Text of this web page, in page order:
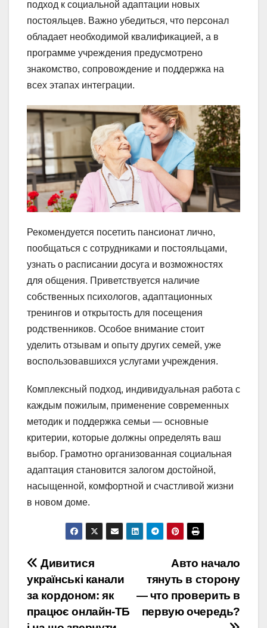
подход к социальной адаптации новых
постояльцев. Важно убедиться, что персонал
обладает необходимой квалификацией, а в
программе учреждения предусмотрено
знакомство, сопровождение и поддержка на
всех этапах интеграции.
Рекомендуется посетить пансионат лично,
пообщаться с сотрудниками и постояльцами,
узнать о расписании досуга и возможностях
для общения. Приветствуется наличие
собственных психологов, адаптационных
тренингов и открытость для посещения
родственников. Особое внимание стоит
уделить отзывам и опыту других семей, уже
воспользовавшихся услугами учреждения.
Комплексный подход, индивидуальная работа с
каждым пожилым, применение современных
методик и поддержка семьи — основные
критерии, которые должны определять ваш
выбор. Грамотно организованная социальная
адаптация становится залогом достойной,
насыщенной, комфортной и счастливой жизни
в новом доме.
Навигация
по
записям
Авто начало
тянуть в сторону
— что проверить в
первую очередь?
Дивитися
українські канали
за кордоном: як
працює онлайн-ТБ